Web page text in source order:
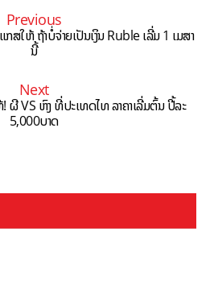
Previous
ສໃຫ້ ຖ້າບໍ່ຈ່າຍເປັນເງິນ Ruble ເລີ່ມ 1 ເມສາ
ນີ້
Next
ຜີ VS ຫົງ ທີ່ປະເທດໄທ ລາຄາເລີ່ມຕົ້ນ ປີ້ລະ
5,000ບາດ